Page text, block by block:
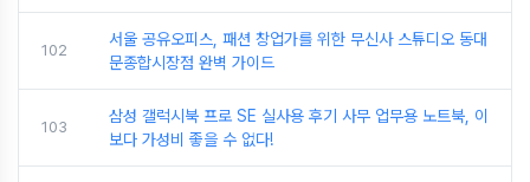
102
서울 공유오피스, 패션 창업가를 위한 무신사 스튜디오 동대
문종합시장점 완벽 가이드
103
삼성 갤럭시북 프로 SE 실사용 후기 사무 업무용 노트북, 이
보다 가성비 좋을 수 없다!